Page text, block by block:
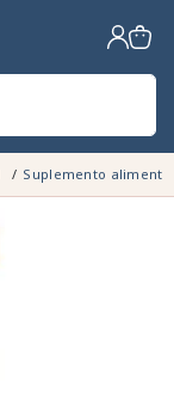
Suplemento